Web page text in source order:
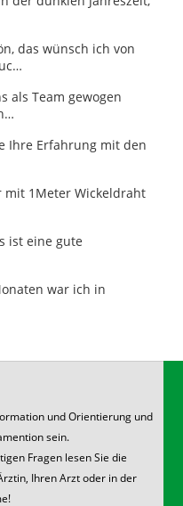
das wünsch ich von
als Team gewogen
Ihre Erfahrung mit den
mit 1Meter Wickeldraht
ist eine gute
war ich in
und Orientierung und
sein.
Fragen lesen Sie die
Ihren Arzt oder in der